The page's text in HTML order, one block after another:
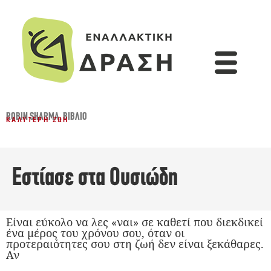
ROBIN SHARMA,ΒΙΒΛΊΟ
ΚΑΛΎΤΕΡΗ ΖΩΉ
Εστίασε στα Ουσιώδη
Είναι εύκολο να λες «ναι» σε καθετί που διεκδικεί
ένα μέρος του χρόνου σου, όταν οι
προτεραιότητες σου στη ζωή δεν είναι ξεκάθαρες.
Αν